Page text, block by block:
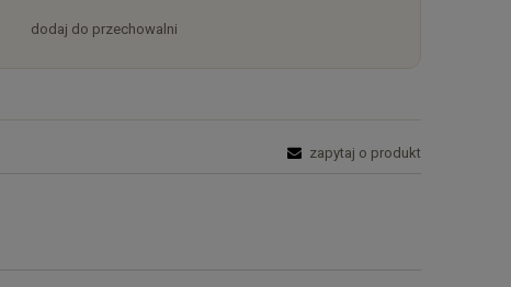
dodaj do przechowalni
zapytaj o produkt